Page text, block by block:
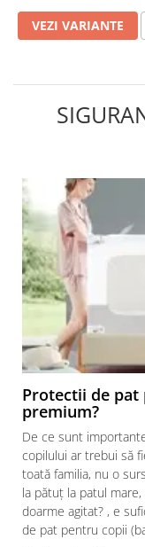
VEZI VARIANTE
Protectii de pat
premium?
De ce sunt
copilului ar trebui să
toată familia, nu o
la pătuț la patul
doarme agitat? , e
de pat pentru copii